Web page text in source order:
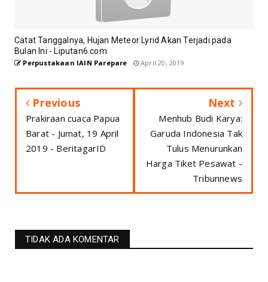
Catat Tanggalnya, Hujan Meteor Lyrid Akan Terjadi pada
Bulan Ini - Liputan6.com
Perpustakaan IAIN Parepare April 20, 2019
Previous
Prakiraan cuaca Papua
Barat - Jumat, 19 April
2019 - BeritagarID
Next
Menhub Budi Karya:
Garuda Indonesia Tak
Tulus Menurunkan
Harga Tiket Pesawat -
Tribunnews
TIDAK ADA KOMENTAR